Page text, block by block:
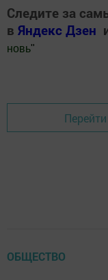
Следите за
в Яндекс Дзен
новь"
ОБЩЕСТВО